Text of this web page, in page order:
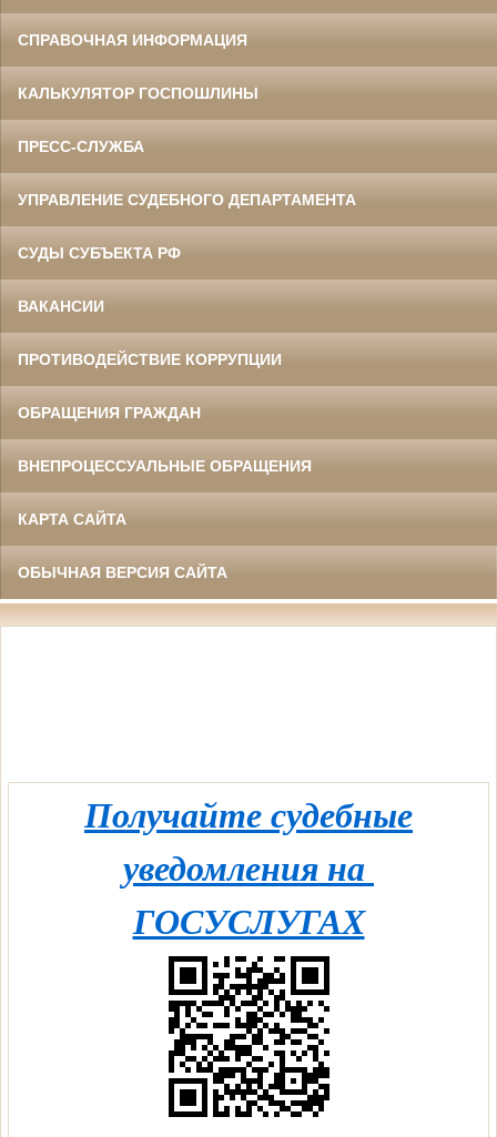
СПРАВОЧНАЯ ИНФОРМАЦИЯ
КАЛЬКУЛЯТОР ГОСПОШЛИНЫ
ПРЕСС-СЛУЖБА
УПРАВЛЕНИЕ СУДЕБНОГО ДЕПАРТАМЕНТА
СУДЫ СУБЪЕКТА РФ
ВАКАНСИИ
ПРОТИВОДЕЙСТВИЕ КОРРУПЦИИ
ОБРАЩЕНИЯ ГРАЖДАН
ВНЕПРОЦЕССУАЛЬНЫЕ ОБРАЩЕНИЯ
КАРТА САЙТА
ОБЫЧНАЯ ВЕРСИЯ САЙТА
Получайте судебные
уведомления на
ГОСУСЛУГАХ